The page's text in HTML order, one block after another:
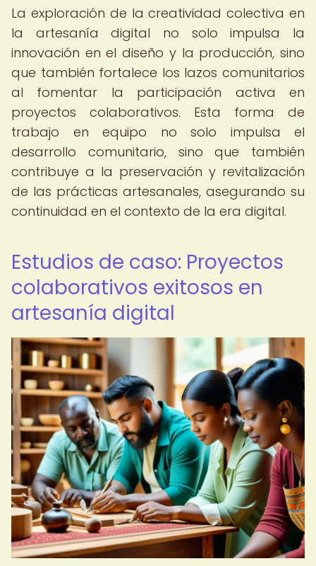
La exploración de la creatividad colectiva en
la artesanía digital no solo impulsa la
innovación en el diseño y la producción, sino
que también fortalece los lazos comunitarios
al fomentar la participación activa en
proyectos colaborativos. Esta forma de
trabajo en equipo no solo impulsa el
desarrollo comunitario, sino que también
contribuye a la preservación y revitalización
de las prácticas artesanales, asegurando su
continuidad en el contexto de la era digital.
Estudios de caso: Proyectos
colaborativos exitosos en
artesanía digital